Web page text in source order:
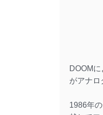
DOOM
がアナロ
1986年